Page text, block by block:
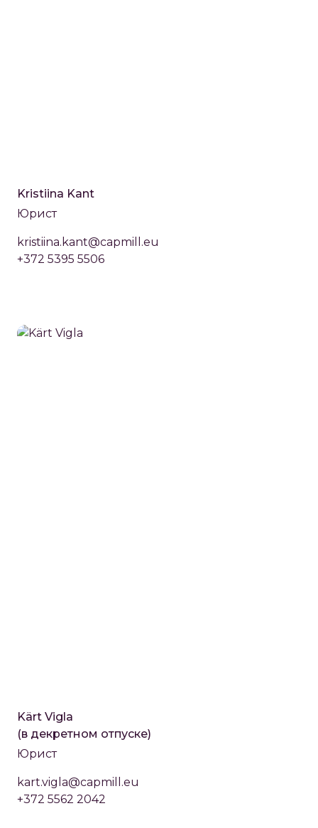
Kristiina Kant
Юрист
kristiina.kant@capmill.eu
+372 5395 5506
Kärt Vigla
(в декретном отпуске)
Юрист
kart.vigla@capmill.eu
+372 5562 2042